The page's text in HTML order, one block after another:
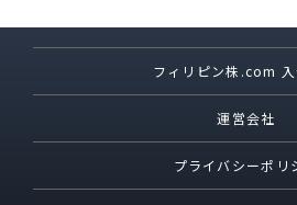
フィリピン株.com
運営会社
プライバシーポリ